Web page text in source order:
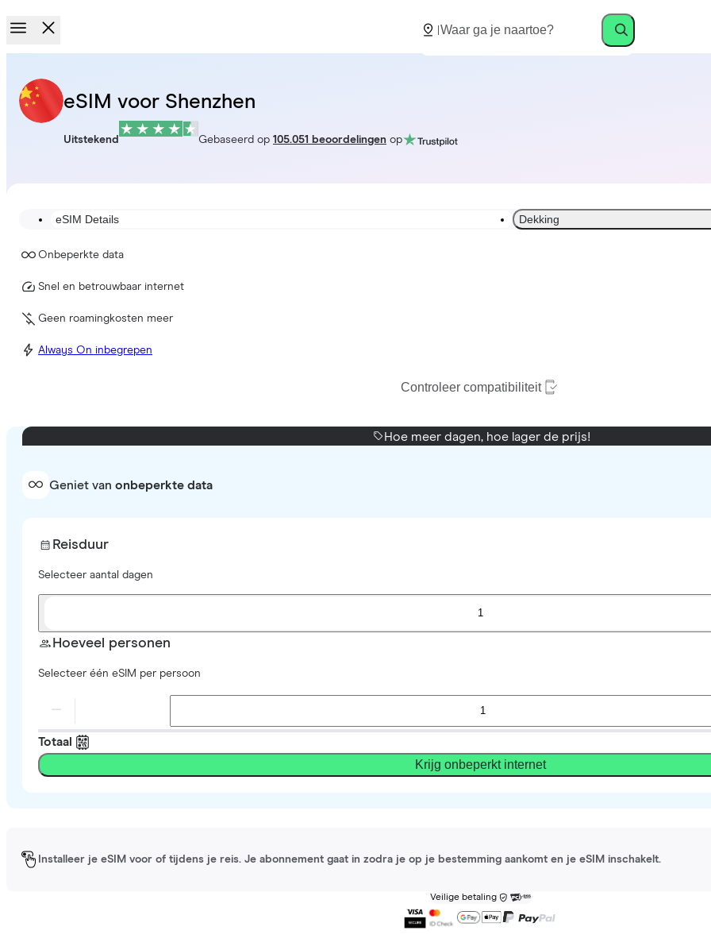
eSIM voor Shenzhen
Uitstekend Gebaseerd op 105.051 beoordelingen op
eSIM Details Dekking
Onbeperkte data
Snel en betrouwbaar internet
Geen roamingkosten meer
Always On inbegrepen
Controleer compatibiliteit
Hoe meer dagen, hoe lager de prijs!
Geniet van onbeperkte data
Reisduur
Selecteer aantal dagen
1
Hoeveel personen
Selecteer één eSIM per persoon
Totaal
Krijg onbeperkt internet
Installeer je eSIM voor of tijdens je reis. Je abonnement gaat in zodra je op je bestemming aankomt en je eSIM inschakelt.
Veilige betaling